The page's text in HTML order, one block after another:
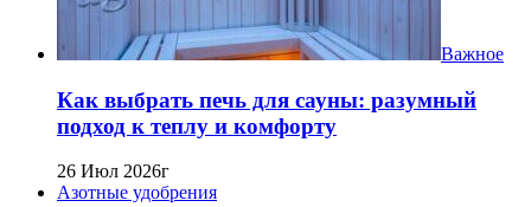
Важное
Как выбрать печь для сауны: разумный
подход к теплу и комфорту
26 Июл 2026г
Азотные удобрения